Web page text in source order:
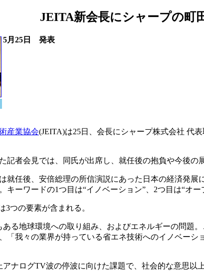
JEITA新会長にシャープの町
5月25日 発表
産業協会(JEITA)は25日、会長にシャープ株式会社 代
者会見では、同氏が出席し、就任後の抱負や今後の
就任後、安倍総理の所信演説にあった日本の経済発展
キーワードの1つ目は“イノベーション”、2つ目は“オー
つの要素が含まれる。
る地球環境への取り組み、およびエネルギーの問題
「我々の業界が持っている省エネ技術へのイノベーシ
ナログTV波の停波に向けた課題で、社会的な意思以